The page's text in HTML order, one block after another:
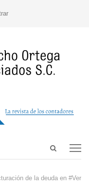
Open
de la deuda en